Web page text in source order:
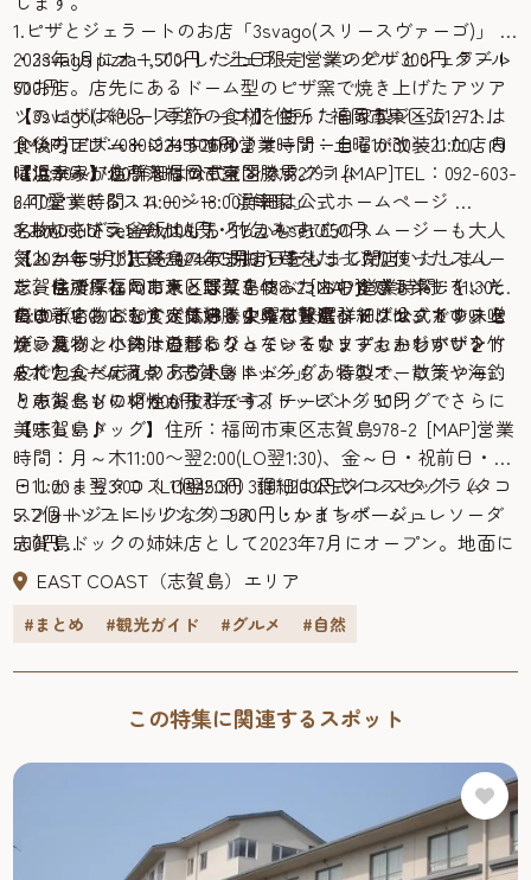
月から12月上旬の第1・第3日曜(6:00～先着順に整理券を配
布)詳細は公式ホームページ
3.午後からゆっくりお買い物できる「弘の夕市」
弘自慢の地魚が購入できる夕市。旬の時期には歯ごたえが
美味しい「弘わかめ(天然・養殖)」もお求めいただけま
す。開始30分ほどで売り切れる場合もあるのでお目当ての
商品がある方はお早めに。加工品などは、すぐそばの
「SHOP ヒロ」で販売しています。
【弘の夕市】住所：福岡市東区大字弘 弘漁港 荷捌き施
設 [MAP]TEL：092-603-6611(福岡市漁業協同組合 弘支所9:00
～17:00 ※土・日・祝日を除く)営業時間： 5月から12月の第
2・第4土曜 14:00頃～詳細は公式ホームページ
都心部から市営渡船で30分のリゾート地「志賀島」へGO♪
いかがだったでしょうか。「志賀島の体験を楽しむ1日観光
モデルコース」。
今回は、通年で体験できるものと季節毎の体験やあわせて
楽しめるグルメ＆イベントのおすすめを紹介しました。組
み合わせていくともっと素敵な旅になると思います。今度
の休日は、都心部から市営渡船で30分のリゾート地、志賀
島へぜひ♪
1.ピザとジェラートのお店「3svago(スリースヴァーゴ)」
2023年1月にオープンした土日限定営業のピザとジェラート
のお店。店先にあるドーム型のピザ窯で焼き上げたアツア
ツのピザは絶品！季節の食材を使った自家製ジェラートは
食後のデザートにおすすめ♪オーナー自らが改装した店内
は温かみがあり落ちつく空間です。
・3svago pizza 1,500円・ジェラート シングル 300円 ダブル
500円
【3svago(スリースヴァーゴ)】住所：福岡市東区弘1272
[MAP]TEL：080-9245-2660営業時間：土曜10:30〜21:00、日
曜10:30〜17:00詳細は公式インスタグラム
2.可愛すぎるスムージー「浜幸家」
名物のさざえ釜飯はもちろん、いちごのスムージーも大人
気メニュー！志賀島のあまおう苺をたっぷり使ったスムー
ジーは濃厚なのにさっぱり！つぶつぶの食感も楽しく、そ
のままいちごを食べているような贅沢なドリンクです。上
から見るとハートの形になっているカップもかわいい♪
・いちごスムージー 500円
【浜幸家】住所：福岡市東区勝馬279-1 [MAP]TEL：092-603-
6410営業時間：11:00〜18:00詳細は公式ホームページ
3.おむすびランチが人気「しかむすび」
※2024年5月31日をもって閉店いたしました。
志賀島で採れたお米と野菜を使ったおむすびランチをいた
だけます。おむすびは好きな具材を選べて、セットの味噌
汁、漬物、小鉢は日替わりとなっています。おむすびを竹
皮で包んだテイクアウトメニューもあるので、散策や海釣
りのおともにいかがでしょう。
・omusubi set A 1,100円・竹包みset 650円
【しかむすび】※2024年5月31日をもって閉店いたしまし
た。住所：福岡市東区志賀島488-2 [MAP]営業時間：11:30〜
16:00（L.O 15:30）定休日：火曜・水曜詳細は公式インスタ
グラム
4.ボリューム満点「志賀島ドッグ」
島の新名物として人気沸騰中の志賀島ドッグは、カリッと
焼いたパンに肉汁溢れるジューシーなソーセージがサンド
された食べ応えのあるホットドッグ。特製オーロラソース
とキャベツの相性も抜群です！チーズトッピングでさらに
美味しい♪
・志賀島ドッグ 600円・チーズトッピング 50円
【志賀島ドッグ】住所：福岡市東区志賀島978-2 [MAP]営業
時間：月～木11:00〜翌2:00(LO翌1:30)、金～日・祝前日・祝
日11:00～翌3:00（LO翌2:30）詳細は公式インスタグラム
5.フォトジェニックなタコス「しかまちパーム」
志賀島ドックの姉妹店として2023年7月にオープン。地面に
カラフルな花が描かれたフォトジェニックな外観が目印で
す。タコスやタコライス、新鮮な魚を使ったポキボウルな
ど見た目から食欲をそそられるメニュー。深夜まで営業し
・しかまちタコス 1個450円 3個1,200円 タコスセット（タコ
ス2個+ソフトドリンク）980円・レインボージュレソーダ
500円
【しかまちパーム】住所: 福岡市東区志賀島1735-
4 [MAP]TEL：080-2691-1110営業時間：月〜金・日 11:00〜
2:00(LO1:30)、土・祝日前 11:00〜3:00（LO2:30）詳細は公式
→【福岡市】志賀島を楽しむ特別な体験！1日観光モデル
EAST COAST（志賀島）エリア
#まとめ #観光ガイド #グルメ #自然
この特集に関連するスポット